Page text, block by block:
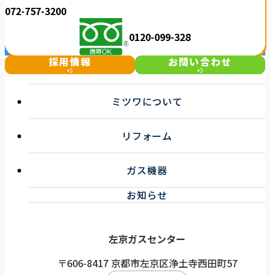
072-757-3200
0120-099-328
採用情報 お問い合わせ
左京ガスセンター
〒606-8417 京都市左京区浄土寺西田町57
ミツワについて
事業紹介
企業情報
お知らせ一覧
リフォーム
浴室リフォーム
トイレ・洗面リフォーム
その他リフォーム
ガス機器
ガス機器サービス
お知らせ